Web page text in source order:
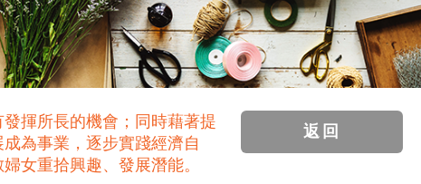
揮所長的機會；同時藉著提
為事業，逐步實踐經濟自
女重拾興趣、發展潛能。
返回